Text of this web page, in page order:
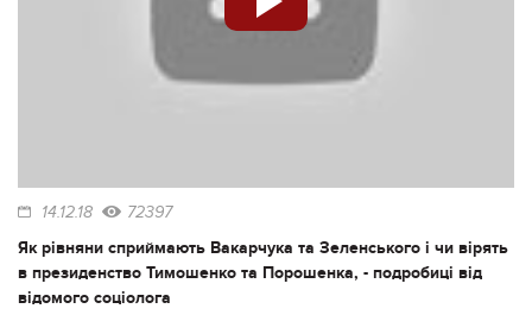
14.12.18 72397
Як рівняни сприймають Вакарчука та Зеленського і чи вірять
в президенство Тимошенко та Порошенка, - подробиці від
відомого соціолога